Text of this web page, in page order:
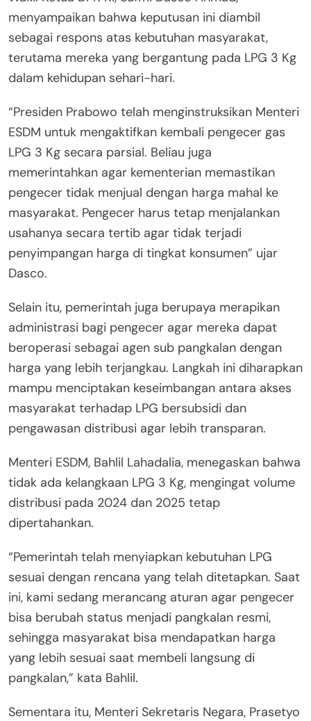
menyampaikan bahwa keputusan ini diambil
sebagai respons atas kebutuhan masyarakat,
terutama mereka yang bergantung pada LPG 3 Kg
dalam kehidupan sehari-hari.
“Presiden Prabowo telah menginstruksikan Menteri
ESDM untuk mengaktifkan kembali pengecer gas
LPG 3 Kg secara parsial. Beliau juga
memerintahkan agar kementerian memastikan
pengecer tidak menjual dengan harga mahal ke
masyarakat. Pengecer harus tetap menjalankan
usahanya secara tertib agar tidak terjadi
penyimpangan harga di tingkat konsumen” ujar
Dasco.
Selain itu, pemerintah juga berupaya merapikan
administrasi bagi pengecer agar mereka dapat
beroperasi sebagai agen sub pangkalan dengan
harga yang lebih terjangkau. Langkah ini diharapkan
mampu menciptakan keseimbangan antara akses
masyarakat terhadap LPG bersubsidi dan
pengawasan distribusi agar lebih transparan.
Menteri ESDM, Bahlil Lahadalia, menegaskan bahwa
tidak ada kelangkaan LPG 3 Kg, mengingat volume
distribusi pada 2024 dan 2025 tetap
dipertahankan.
“Pemerintah telah menyiapkan kebutuhan LPG
sesuai dengan rencana yang telah ditetapkan. Saat
ini, kami sedang merancang aturan agar pengecer
bisa berubah status menjadi pangkalan resmi,
sehingga masyarakat bisa mendapatkan harga
yang lebih sesuai saat membeli langsung di
pangkalan,” kata Bahlil.
Sementara itu, Menteri Sekretaris Negara, Prasetyo